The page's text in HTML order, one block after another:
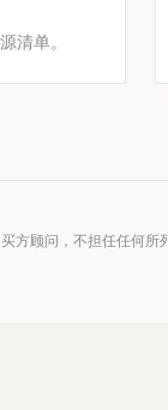
清单。
顾问，不担任任何所